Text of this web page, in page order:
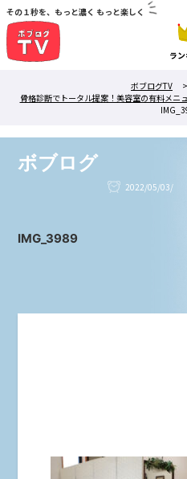
その１秒を、もっと濃く もっと楽しく
ラ
ボブログTV
>
骨格診断でトータル提案！美容室の有料メニ
ボブログ
2022/05/03/
IMG_3989